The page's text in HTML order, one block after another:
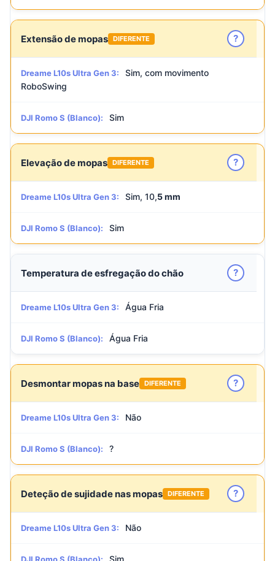
Extensão de mopas DIFERENTE ?
Dreame L10s Ultra Gen 3:
Sim, com movimento
RoboSwing
DJI Romo S (Blanco): Sim
Elevação de mopas DIFERENTE ?
Dreame L10s Ultra Gen 3: Sim, 10,5 mm
DJI Romo S (Blanco): Sim
Temperatura de esfregação do chão ?
Dreame L10s Ultra Gen 3: Água Fria
DJI Romo S (Blanco): Água Fria
Desmontar mopas na base DIFERENTE ?
Dreame L10s Ultra Gen 3: Não
DJI Romo S (Blanco): ?
Deteção de sujidade nas mopas DIFERENTE ?
Dreame L10s Ultra Gen 3: Não
Sim